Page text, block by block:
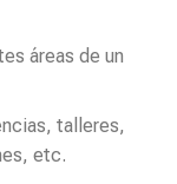
áreas de un
talleres,
etc.